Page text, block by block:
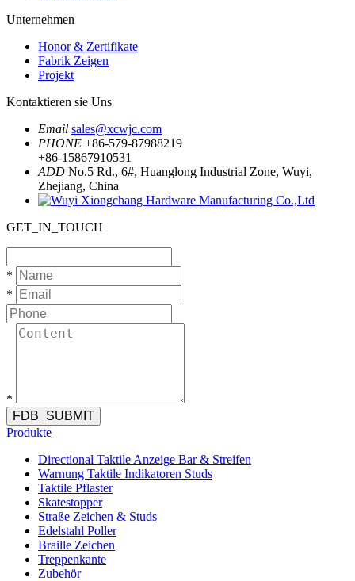
Unternehmen
Honor & Zertifikate
Fabrik Zeigen
Projekt
Kontaktieren sie Uns
Email sales@xcwjc.com
PHONE +86-579-87988219
+86-15867910531
ADD No.5 Rd., 6#, Huanglong Industrial Zone, Wuyi,
Zhejiang, China
GET_IN_TOUCH
*
*
*
FDB_SUBMIT
Produkte
Directional Taktile Anzeige Bar & Streifen
Warnung Taktile Indikatoren Studs
Taktile Pflaster
Skatestopper
Straße Zeichen & Studs
Edelstahl Poller
Braille Zeichen
Treppenkante
Zubehör